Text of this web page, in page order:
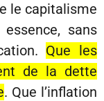
le capitalisme
sans
Que les
de la dette
. Que l’inflation